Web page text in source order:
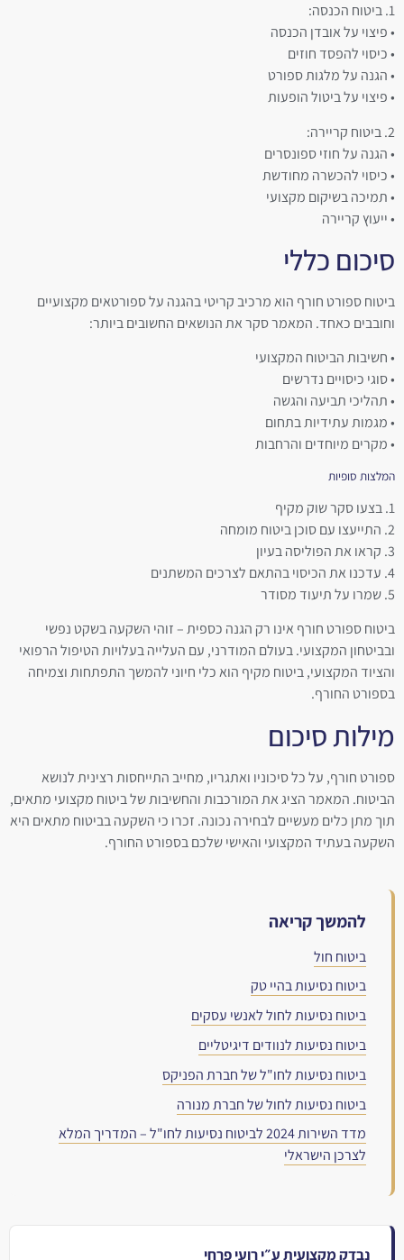
1. ביטוח הכנסה:
• פיצוי על אובדן הכנסה
• כיסוי להפסד חוזים
• הגנה על מלגות ספורט
• פיצוי על ביטול הופעות
2. ביטוח קריירה:
• הגנה על חוזי ספונסרים
• כיסוי להכשרה מחודשת
• תמיכה בשיקום מקצועי
• ייעוץ קריירה
סיכום כללי
ביטוח ספורט חורף הוא מרכיב קריטי בהגנה על ספורטאים מקצועיים
וחובבים כאחד. המאמר סקר את הנושאים החשובים ביותר:
• חשיבות הביטוח המקצועי
• סוגי כיסויים נדרשים
• תהליכי תביעה והגשה
• מגמות עתידיות בתחום
• מקרים מיוחדים והרחבות
המלצות סופיות
1. בצעו סקר שוק מקיף
2. התייעצו עם סוכן ביטוח מומחה
3. קראו את הפוליסה בעיון
4. עדכנו את הכיסוי בהתאם לצרכים המשתנים
5. שמרו על תיעוד מסודר
ביטוח ספורט חורף אינו רק הגנה כספית – זוהי השקעה בשקט נפשי
ובביטחון המקצועי. בעולם המודרני, עם העלייה בעלויות הטיפול הרפואי
והציוד המקצועי, ביטוח מקיף הוא כלי חיוני להמשך התפתחות וצמיחה
בספורט החורף.
מילות סיכום
ספורט חורף, על כל סיכוניו ואתגריו, מחייב התייחסות רצינית לנושא
הביטוח. המאמר הציג את המורכבות והחשיבות של ביטוח מקצועי מתאים,
תוך מתן כלים מעשיים לבחירה נכונה. זכרו כי השקעה בביטוח מתאים היא
השקעה בעתיד המקצועי והאישי שלכם בספורט החורף.
להמשך קריאה
ביטוח חול
ביטוח נסיעות בהיי טק
ביטוח נסיעות לחול לאנשי עסקים
ביטוח נסיעות לנוודים דיגיטליים
ביטוח נסיעות לחו"ל של חברת הפניקס
ביטוח נסיעות לחול של חברת מנורה
מדד השירות 2024 לביטוח נסיעות לחו"ל – המדריך המלא
לצרכן הישראלי
נבדק מקצועית ע״י רועי פרחי